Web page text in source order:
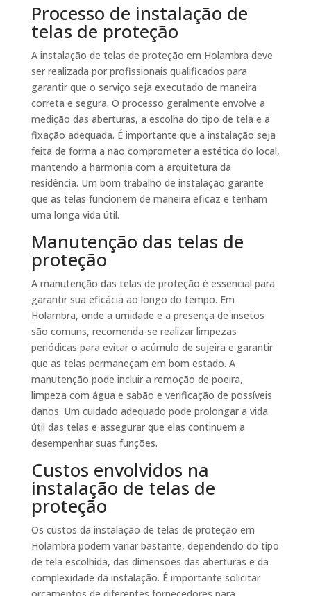
Processo de instalação de
telas de proteção
A instalação de telas de proteção em Holambra deve
ser realizada por profissionais qualificados para
garantir que o serviço seja executado de maneira
correta e segura. O processo geralmente envolve a
medição das aberturas, a escolha do tipo de tela e a
fixação adequada. É importante que a instalação seja
feita de forma a não comprometer a estética do local,
mantendo a harmonia com a arquitetura da
residência. Um bom trabalho de instalação garante
que as telas funcionem de maneira eficaz e tenham
uma longa vida útil.
Manutenção das telas de
proteção
A manutenção das telas de proteção é essencial para
garantir sua eficácia ao longo do tempo. Em
Holambra, onde a umidade e a presença de insetos
são comuns, recomenda-se realizar limpezas
periódicas para evitar o acúmulo de sujeira e garantir
que as telas permaneçam em bom estado. A
manutenção pode incluir a remoção de poeira,
limpeza com água e sabão e verificação de possíveis
danos. Um cuidado adequado pode prolongar a vida
útil das telas e assegurar que elas continuem a
desempenhar suas funções.
Custos envolvidos na
instalação de telas de
proteção
Os custos da instalação de telas de proteção em
Holambra podem variar bastante, dependendo do tipo
de tela escolhida, das dimensões das aberturas e da
complexidade da instalação. É importante solicitar